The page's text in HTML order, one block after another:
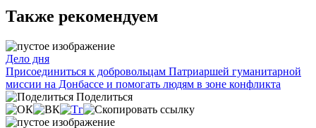
Также рекомендуем
Дело дня
Присоединиться к добровольцам Патриаршей гуманитарной
миссии на Донбассе и помогать людям в зоне конфликта
Поделиться